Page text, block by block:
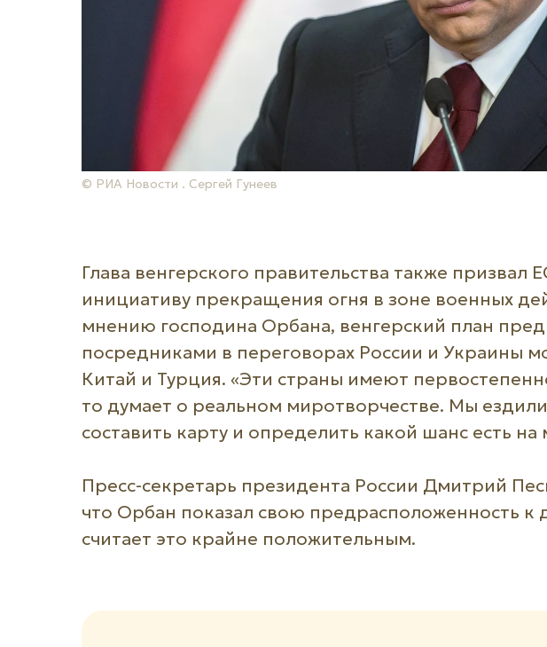
© РИА Новости . Сергей Гунеев
Глава венгерского правительства также призвал
инициативу прекращения огня в зоне военных
мнению господина Орбана, венгерский план
посредниками в переговорах России и Украины
Китай и Турция. «Эти страны имеют
то думает о реальном миротворчестве. Мы
составить карту и определить какой шанс есть на
Пресс-секретарь президента России Дмитрий
что Орбан показал свою предрасположенность к
считает это крайне положительным.